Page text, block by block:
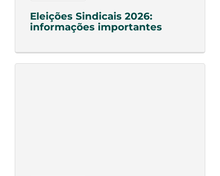
Eleições Sindicais 2026:
informações importantes